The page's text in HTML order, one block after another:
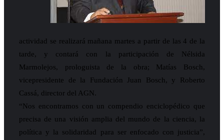
actividad se realizará mañana martes a partir de las 4 de la
tarde, y contará con la participación de Nélsida
Marmolejos, prologuista de la obra; Matías Bosch,
vicepresidente de la Fundación Juan Bosch, y Roberto
Cassá, director del AGN.
“Nos encontramos con un compendio enciclopédico que
precisa de una visión amplia del mundo de la ciencia, la
política y la solidaridad para ser enfocado con justicia”,